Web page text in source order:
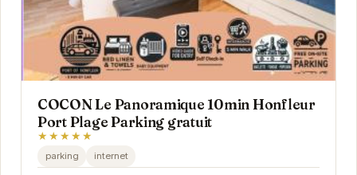
COCON Le Panoramique 10min Honfleur
Port Plage Parking gratuit
★★★★★
parking internet